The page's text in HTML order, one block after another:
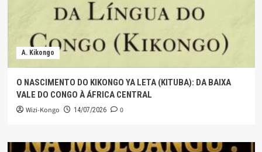
A. Kikongo
O NASCIMENTO DO KIKONGO YA LETA (KITUBA): DA BAIXA
VALE DO CONGO À ÁFRICA CENTRAL
Wizi-Kongo 14/07/2026 0